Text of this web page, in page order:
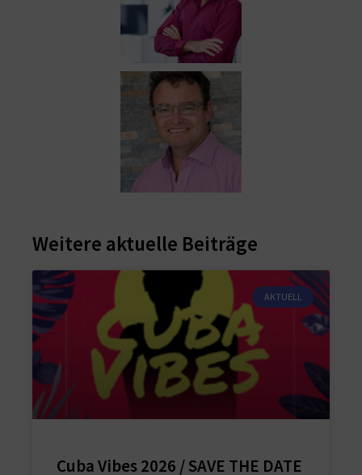
Weitere aktuelle Beiträge
AKTUELL
Cuba Vibes 2026 / SAVE THE DATE